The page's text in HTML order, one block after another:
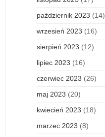
październik 2023 (14)
wrzesień 2023 (16)
sierpień 2023 (12)
lipiec 2023 (16)
czerwiec 2023 (26)
maj 2023 (20)
kwiecień 2023 (18)
marzec 2023 (8)